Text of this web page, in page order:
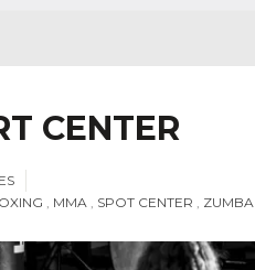
CENTER
, MMA , SPOT CENTER , ZUMBA